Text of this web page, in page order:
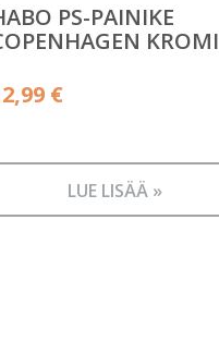
PS-PAINIKE
KROMI
€
LUE LISÄÄ »